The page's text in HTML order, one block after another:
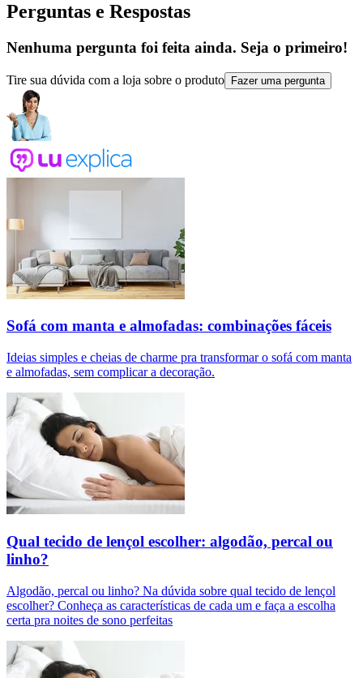
Perguntas e Respostas
Nenhuma pergunta foi feita ainda. Seja o primeiro!
Tire sua dúvida com a loja sobre o produto Fazer uma pergunta
Sofá com manta e almofadas: combinações fáceis
Ideias simples e cheias de charme pra transformar o sofá com manta
e almofadas, sem complicar a decoração.
Qual tecido de lençol escolher: algodão, percal ou
linho?
Algodão, percal ou linho? Na dúvida sobre qual tecido de lençol
escolher? Conheça as características de cada um e faça a escolha
certa pra noites de sono perfeitas